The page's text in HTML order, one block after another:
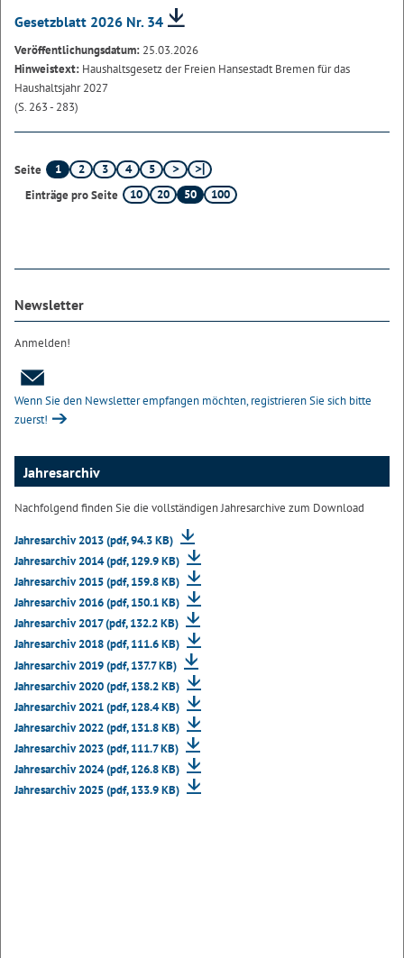
Gesetzblatt 2026 Nr. 34
Veröffentlichungsdatum: 25.03.2026
Hinweistext: Haushaltsgesetz der Freien Hansestadt Bremen für das
Haushaltsjahr 2027
(S. 263 - 283)
Seite 1 2 3 4
5
Einträge pro Seite
10 20 50 100
Newsletter
Anmelden!
Wenn Sie den Newsletter empfangen möchten, registrieren Sie sich bitte
zuerst!
Jahresarchiv
Nachfolgend finden Sie die vollständigen Jahresarchive zum Download
Jahresarchiv 2013 (pdf, 94.3 KB)
Jahresarchiv 2014 (pdf, 129.9 KB)
Jahresarchiv 2015 (pdf, 159.8 KB)
Jahresarchiv 2016 (pdf, 150.1 KB)
Jahresarchiv 2017 (pdf, 132.2 KB)
Jahresarchiv 2018 (pdf, 111.6 KB)
Jahresarchiv 2019 (pdf, 137.7 KB)
Jahresarchiv 2020 (pdf, 138.2 KB)
Jahresarchiv 2021 (pdf, 128.4 KB)
Jahresarchiv 2022 (pdf, 131.8 KB)
Jahresarchiv 2023 (pdf, 111.7 KB)
Jahresarchiv 2024 (pdf, 126.8 KB)
Jahresarchiv 2025 (pdf, 133.9 KB)